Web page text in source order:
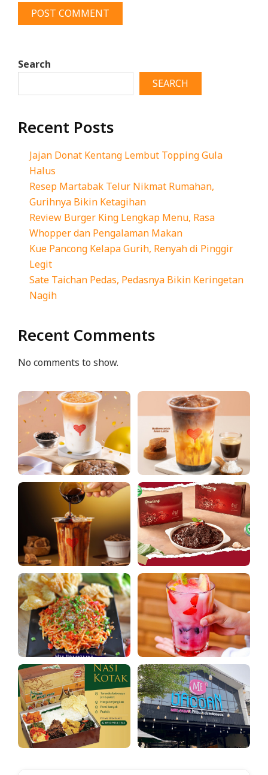
Search
SEARCH
Recent Posts
Jajan Donat Kentang Lembut Topping Gula
Halus
Resep Martabak Telur Nikmat Rumahan,
Gurihnya Bikin Ketagihan
Review Burger King Lengkap Menu, Rasa
Whopper dan Pengalaman Makan
Kue Pancong Kelapa Gurih, Renyah di Pinggir
Legit
Sate Taichan Pedas, Pedasnya Bikin Keringetan
Nagih
Recent Comments
No comments to show.